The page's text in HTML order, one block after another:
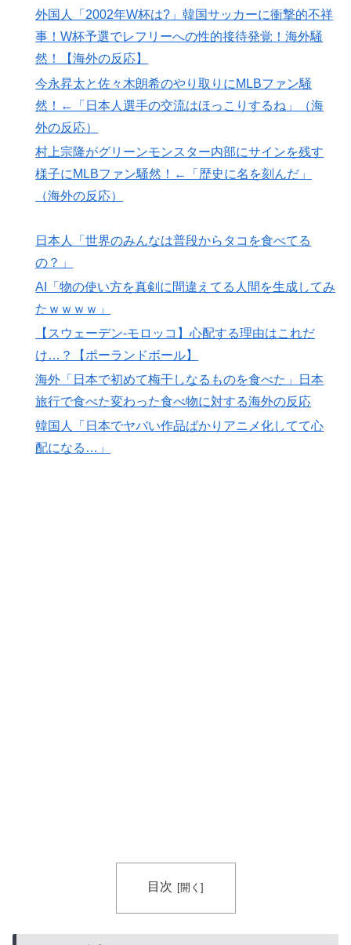
極端なものしかない」
▶
外国人「使い捨てだ」FIFA会長、辞任危機でトランプ政
権に泣き付くも無視されて海外失笑！【海外の反応】
回の性接待を行い審判を買収していたことが発覚…（ﾌﾞ
ﾙﾌﾞﾙ」＝韓国の反応
▶ 国際的な小咄 読者投稿 （ゼンマイ式）手間を楽しむ妄
想？
ガソリンスタンドで助けを求めた女性が連れ去られる瞬
人類は広島から何を学んだのか 原爆投下から81年、核
兵器が再び増え始めた世界【海外の反応・解説】
海外「もう日本を離れるなよ！」 助っ人外国人にも敬
意を払う日本人の姿に感動の声が殺到
▶ 【海外の反応】今永昇太、好調の秘訣はスマホ画面だと
イマナガ節を炸裂「NPBでは面白さが必須条件なの？」
▶ 韓国人「日本には韓国みたいなドラッグストアがないの
で韓国が羨ましくて羨ましくて仕方がないんだそうで
す」
▶ 欧州「日本だけ反則だろ…」 世界の『日本びいき』に
外国人「2002年W杯は?」韓国サッカーに衝撃的不祥
事！W杯予選でレフリーへの性的接待発覚！海外騒
然！【海外の反応】
今永昇太と佐々木朗希のやり取りにMLBファン騒
然！←「日本人選手の交流はほっこりするね」（海
外の反応）
村上宗隆がグリーンモンスター内部にサインを残す
様子にMLBファン騒然！←「歴史に名を刻んだ」
（海外の反応）
日本人「世界のみんなは普段からタコを食べてる
の？」
AI「物の使い方を真剣に間違えてる人間を生成してみ
たｗｗｗｗ」
【スウェーデン-モロッコ】心配する理由はこれだ
け…？【ポーランドボール】
海外「日本で初めて梅干しなるものを食べた」日本
旅行で食べた変わった食べ物に対する海外の反応
韓国人「日本でヤバい作品ばかりアニメ化してて心
配になる…」
目次